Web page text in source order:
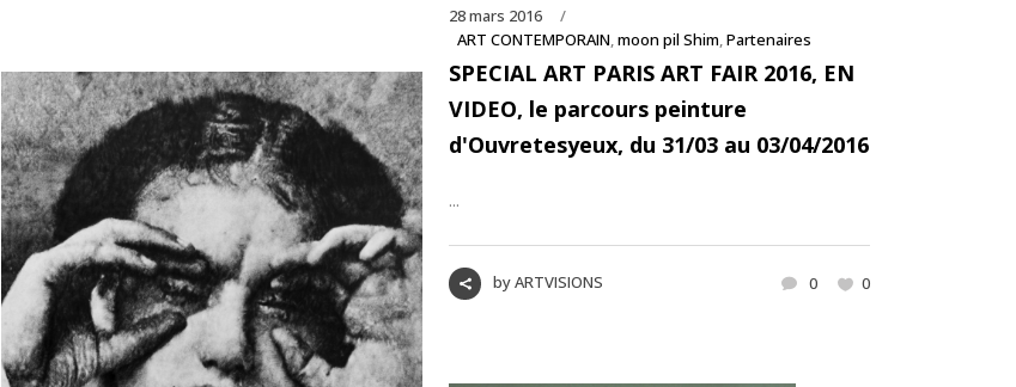
28 mars 2016
ART CONTEMPORAIN,moon pil Shim,Partenaires
SPECIAL ART PARIS ART FAIR 2016, EN
VIDEO, le parcours peinture
d'Ouvretesyeux, du 31/03 au 03/04/2016
...
byARTVISIONS 0 0